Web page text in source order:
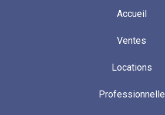
Accueil
Ventes
Locations
Professionnelle